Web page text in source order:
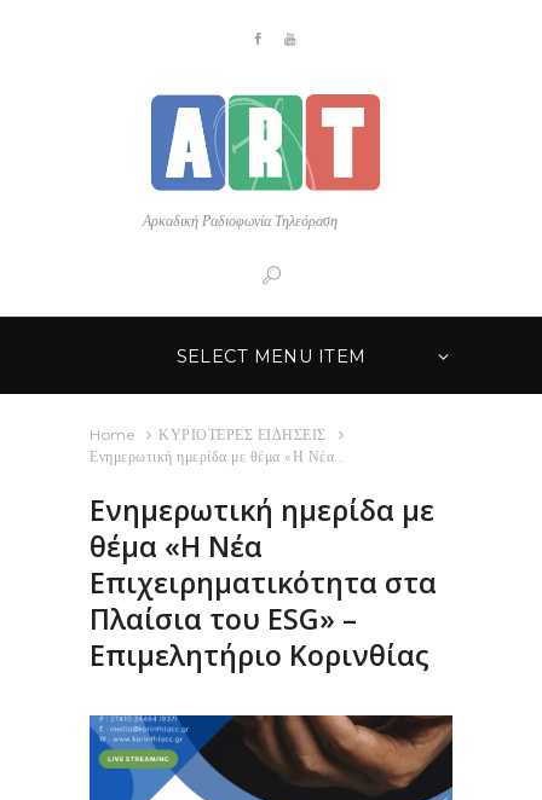
Αρκαδική Ραδιοφωνία Τηλεόραση
SELECT MENU ITEM
Home
ΚΥΡΙΟΤΕΡΕΣ ΕΙΔΗΣΕΙΣ
Ενημερωτική ημερίδα με θέμα «Η Νέα...
Ενημερωτική ημερίδα με
θέμα «Η Νέα
Επιχειρηματικότητα στα
Πλαίσια του ESG» –
Επιμελητήριο Κορινθίας